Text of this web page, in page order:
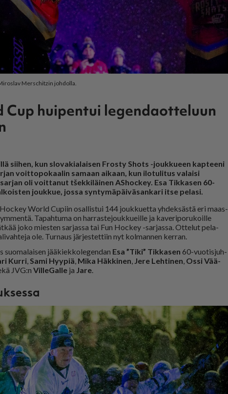
Merschitzin johdolla.
Cup huipentui legendaotteluun
siihen, kun slovakialaisen Frosty Shots -joukkueen kapteeni
voittopokaalin samaan aikaan, kun ilotulitus valaisi
oli voittanut tšekkiläinen AShockey. Esa Tikkasen 60-
joukkue, jossa syntymäpäiväsankari itse pelasi.
World Cu­piin osal­lis­tui 144 jouk­ku­et­ta yh­dek­säs­tä eri maas­
Ta­pah­tu­ma on har­ras­te­jouk­ku­eil­le ja ka­ve­ri­po­ru­koil­le
joko mies­ten sar­jas­sa tai Fun Hoc­key -sar­jas­sa. Ot­te­lut pe­la­
ole. Tur­naus jär­jes­tet­tiin nyt kol­man­nen ker­ran.
suo­ma­lai­sen jää­kiek­ko­le­gen­dan Esa ”Tiki” Tik­ka­sen 60-vuo­tis­juh­
Kur­ri,Sami Hyy­piä, Mika Häk­ki­nen, Jere Leh­ti­nen, Os­si Vää­
JVG:n Vil­le­Gal­le ja Jare.